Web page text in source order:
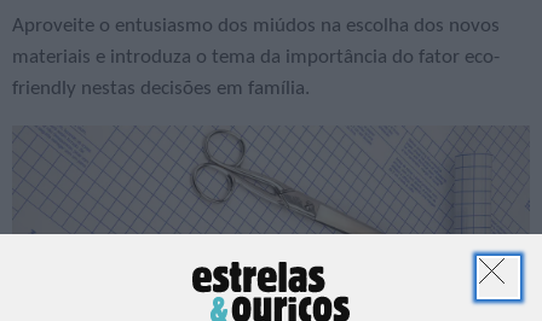
Aproveite o entusiasmo dos miúdos na escolha dos novos
materiais e introduza o tema da importância do fator eco-
friendly nestas decisões em família.